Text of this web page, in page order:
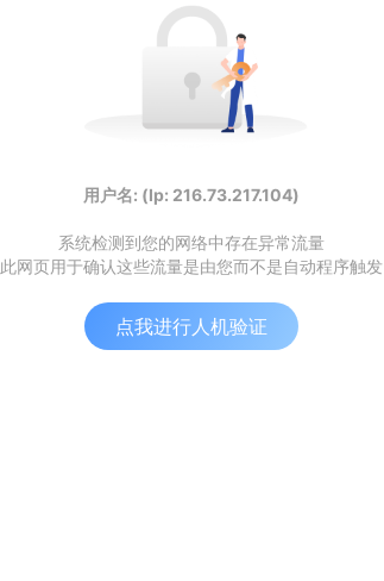
用户名: (Ip: 216.73.217.104)
系统检测到您的网络中存在异常流量
此网页用于确认这些流量是由您而不是自动程序触发
点我进行人机验证